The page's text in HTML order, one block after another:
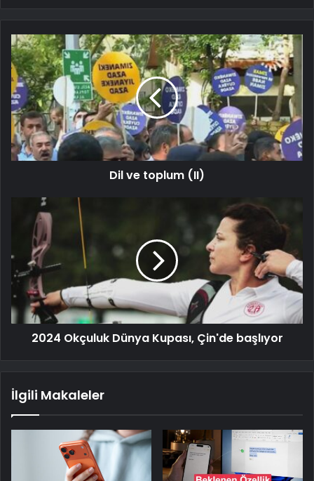
Dil ve toplum (II)
2024 Okçuluk Dünya Kupası, Çin'de başlıyor
İlgili Makaleler